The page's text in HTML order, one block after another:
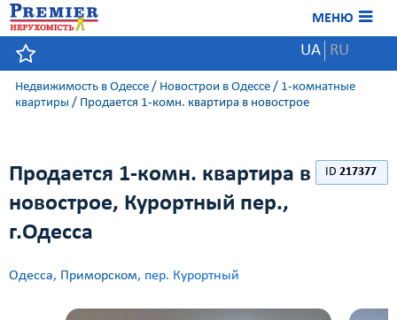
МЕНЮ
UA RU
Недвижимость в Одессе / Новострои в Одессе / 1-комнатные
квартиры / Продается 1-комн. квартира в новострое
Продается 1-комн. квартира в
новострое, Курортный пер.,
г.Одесса
Одесса, Приморском, пер. Курортный
ID 217377